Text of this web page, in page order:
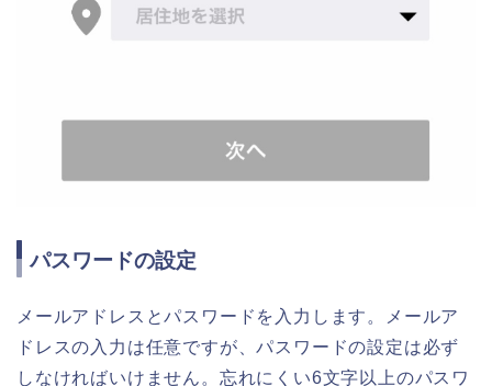
パスワードの設定
メールアドレスとパスワードを入力します。メールア
ドレスの入力は任意ですが、パスワードの設定は必ず
しなければいけません。忘れにくい6文字以上のパスワ